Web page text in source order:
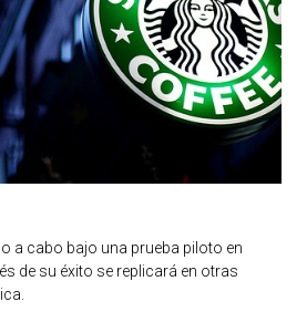
a cabo bajo una prueba piloto en
de su éxito se replicará en otras